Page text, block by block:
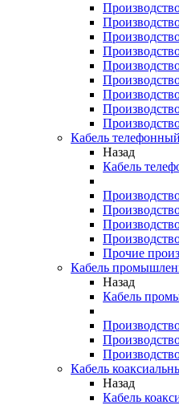
Кабель телефонный
Назад
Кабель
Прочие
Кабель
Назад
Кабель
Кабель
Назад
Кабель